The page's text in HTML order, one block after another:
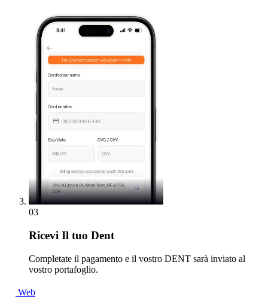
03
Ricevi Il tuo Dent
Completate il pagamento e il vostro DENT sarà inviato al
vostro portafoglio.
Web